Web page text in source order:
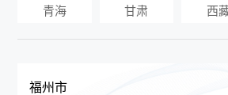
青海 甘肃 西
福州市